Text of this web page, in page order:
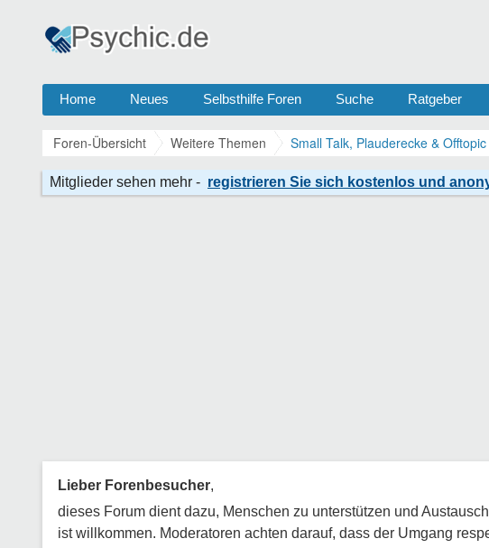
Home Neues Selbsthilfe Foren Suche Ratgeber
Foren-Übersicht Weitere Themen Small Talk, Plauderecke & Offtopic
Lieber Forenbesucher,
dieses Forum dient dazu, Menschen zu unterstützen und
ist willkommen. Moderatoren achten darauf, dass der Umgang